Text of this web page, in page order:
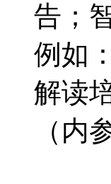
告；
例如
解读
（内